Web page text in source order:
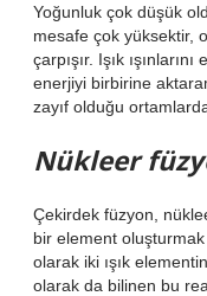
Yoğunluk çok düşük
mesafe çok yüksektir,
çarpışır. Işık
enerjiyi birbirine
zayıf olduğu
Nükleer
Çekirdek füzyon,
bir element
olarak iki ışık
olarak da bilinen bu